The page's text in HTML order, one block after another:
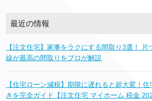
最近の情報
【注文住宅】家事をラクにする間取り3選！ 片
線が最高の間取りをプロが解説
【住宅ローン減税】期限に遅れると超大変！
きを完全ガイド【注文住宅 マイホーム 税金